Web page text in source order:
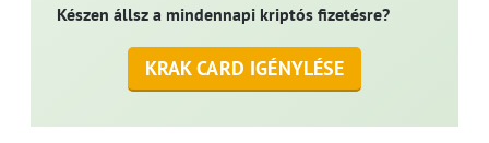
Készen állsz a mindennapi kriptós fizetésre?
KRAK CARD IGÉNYLÉSE